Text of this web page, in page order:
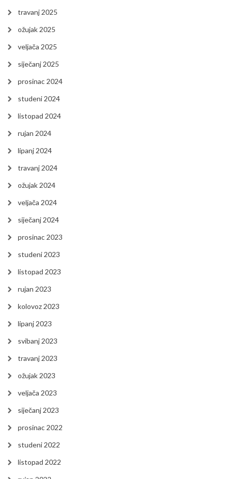
travanj 2025
ožujak 2025
veljača 2025
siječanj 2025
prosinac 2024
studeni 2024
listopad 2024
rujan 2024
lipanj 2024
travanj 2024
ožujak 2024
veljača 2024
siječanj 2024
prosinac 2023
studeni 2023
listopad 2023
rujan 2023
kolovoz 2023
lipanj 2023
svibanj 2023
travanj 2023
ožujak 2023
veljača 2023
siječanj 2023
prosinac 2022
studeni 2022
listopad 2022